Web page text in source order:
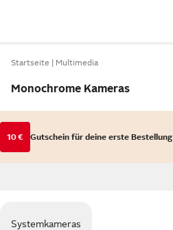
Startseite Multimedia
Monochrome Kameras
10 € Gutschein für deine erste Bestellung
Systemkameras